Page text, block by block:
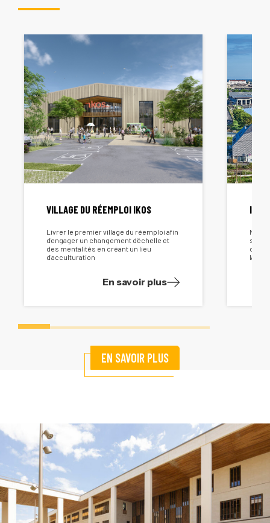
VILLAGE DU RÉEMPLOI IKOS
Livrer le premier village du réemploi afin
d'engager un changement d'échelle et
des mentalités en créant un lieu
d'acculturation
En savoir plus
ILOT
la
EN SAVOIR PLUS